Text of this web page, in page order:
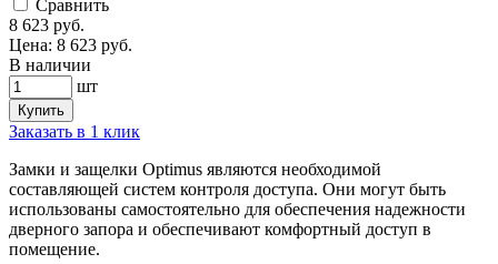
Cравнить
8 623 руб.
Цена: 8 623 руб.
В наличии
шт
Купить
Заказать в 1 клик
Замки и защелки Optimus являются необходимой
составляющей систем контроля доступа. Они могут быть
использованы самостоятельно для обеспечения надежности
дверного запора и обеспечивают комфортный доступ в
помещение.